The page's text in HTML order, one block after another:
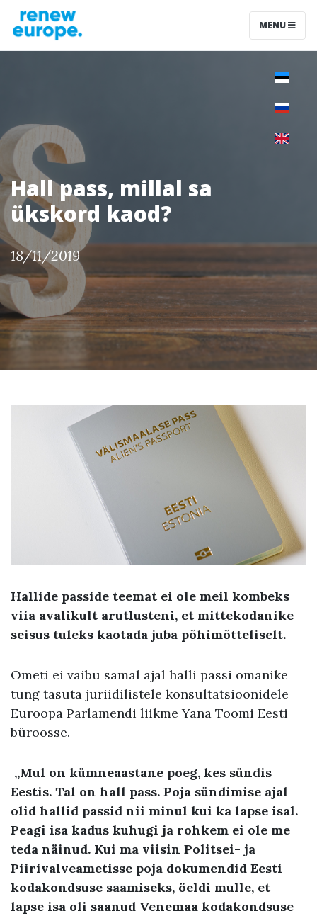
MENU
Hall pass, millal sa
ükskord kaod?
18/11/2019
Hallide passide teemat ei ole meil kombeks
viia avalikult arutlusteni, et mittekodanike
seisus tuleks kaotada juba põhimõtteliselt.
Ometi ei vaibu samal ajal halli passi omanike
tung tasuta juriidilistele konsultatsioonidele
Euroopa Parlamendi liikme Yana Toomi Eesti
büroosse.
„Mul on kümneaastane poeg, kes sündis
Eestis. Tal on hall pass. Poja sündimise ajal
olid hallid passid nii minul kui ka lapse isal.
Peagi isa kadus kuhugi ja rohkem ei ole me
teda näinud. Kui ma viisin Politsei- ja
Piirivalveametisse poja dokumendid Eesti
kodakondsuse saamiseks, öeldi mulle, et
lapse isa oli saanud Venemaa kodakondsuse